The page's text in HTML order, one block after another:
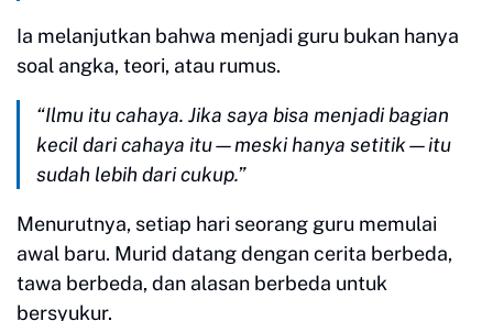
Ia melanjutkan bahwa menjadi guru bukan hanya
soal angka, teori, atau rumus.
“Ilmu itu cahaya. Jika saya bisa menjadi bagian
kecil dari cahaya itu—meski hanya setitik—itu
sudah lebih dari cukup.”
Menurutnya, setiap hari seorang guru memulai
awal baru. Murid datang dengan cerita berbeda,
tawa berbeda, dan alasan berbeda untuk
bersyukur.